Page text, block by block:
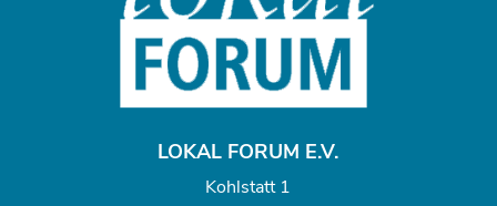
LOKAL FORUM E.V.
Kohlstatt 1